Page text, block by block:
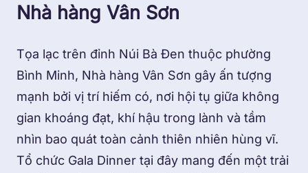
Nhà hàng Vân Sơn
Tọa lạc trên đỉnh Núi Bà Đen thuộc phường
Bình Minh, Nhà hàng Vân Sơn gây ấn tượng
mạnh bởi vị trí hiếm có, nơi hội tụ giữa không
gian khoáng đạt, khí hậu trong lành và tầm
nhìn bao quát toàn cảnh thiên nhiên hùng vĩ.
Tổ chức Gala Dinner tại đây mang đến một trải